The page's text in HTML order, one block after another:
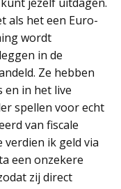
als het een Euro-
wordt
in de
Ze hebben
en in het live
spellen voor echt
van fiscale
ik geld via
een onzekere
zij direct